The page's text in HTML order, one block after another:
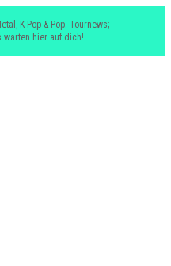
K-Pop & Pop. Tournews;
warten hier auf dich!